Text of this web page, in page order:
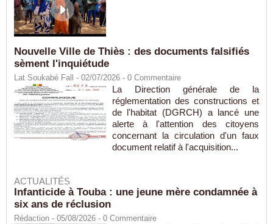
Nouvelle Ville de Thiès : des documents falsifiés
sèment l'inquiétude
Lat Soukabé Fall - 02/07/2026 - 0 Commentaire
La Direction générale de la
réglementation des constructions et
de l'habitat (DGRCH) a lancé une
alerte à l'attention des citoyens
concernant la circulation d'un faux
document relatif à l'acquisition...
ACTUALITÉS
Infanticide à Touba : une jeune mère condamnée à
six ans de réclusion
Rédaction - 05/08/2026 - 0 Commentaire